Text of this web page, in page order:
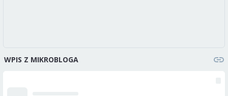
WPIS Z MIKROBLOGA